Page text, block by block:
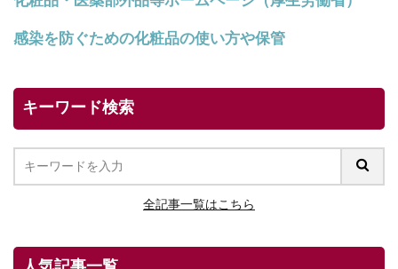
感染を防ぐための化粧品の使い方や保管
キーワード検索
全記事一覧はこちら